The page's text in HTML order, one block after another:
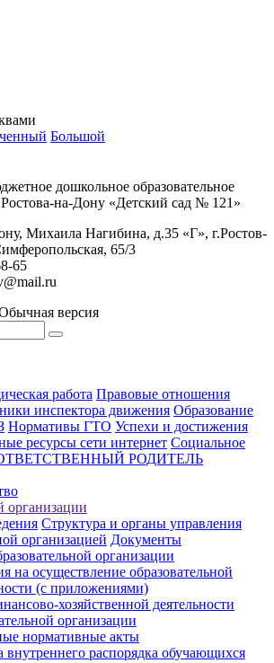
Большой
дошкольное образовательное
на-Дону «Детский сад № 121»
Михаила Нагибина, д.35 «Г», г.Ростов-
65/3
65
версия
работа Правовые отношения
инспектора движения Образование
Нормативы ГТО Успехи и достижения
ресурсы сети интернет Социальное
РОДИТЕЛЬ
Структура и органы управления
организацией Документы
организации
на осуществление образовательной
(с приложениями)
хозяйственной деятельности
организации
нормативные акты
внутреннего распорядка обучающихся